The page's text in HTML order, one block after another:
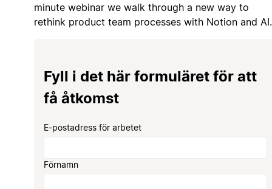
minute webinar we walk through a new way to
rethink product team processes with Notion and AI.
Fyll i det här formuläret för att
få åtkomst
E-postadress för arbetet
Förnamn